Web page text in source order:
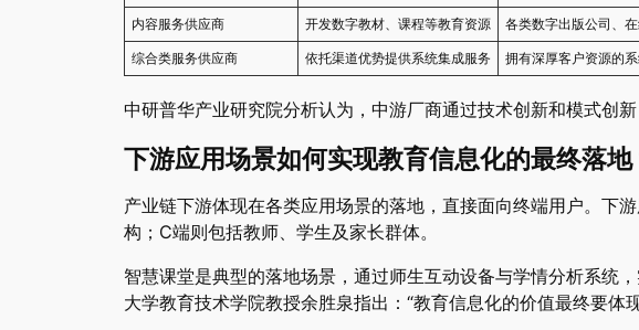
内容服务供应商 开发数字教材、课程等教育资源 各类数字出版公司、
综合类服务供应商 依托渠道优势提供系统集成服务 拥有深厚客户资源的
中研普华产业研究院分析认为，中游厂商通过技术创新和模式创
下游应用场景如何实现教育信息化的最终落地
产业链下游体现在各类应用场景的落地，直接面向终端用户。下
构；C端则包括教师、学生及家长群体。
智慧课堂是典型的落地场景，通过师生互动设备与学情分析系统
大学教育技术学院教授余胜泉指出：“教育信息化的价值最终要